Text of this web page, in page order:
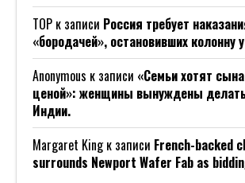
ТОР к записи Россия требует
«бородачей», остановивших колонну
Anonymous к записи «Семьи хотят
ценой»: женщины вынуждены
Индии.
Margaret Kingк записи French-backed
surrounds Newport Wafer Fab as